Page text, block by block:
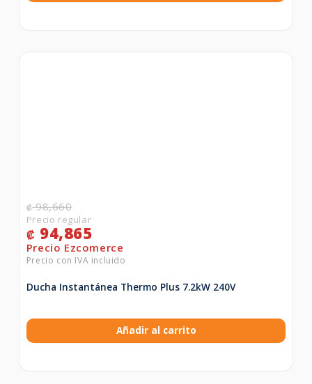
₡98,660
₡ 94,865
Ducha Instantánea Thermo Plus 7.2kW 240V
Añadir al carrito